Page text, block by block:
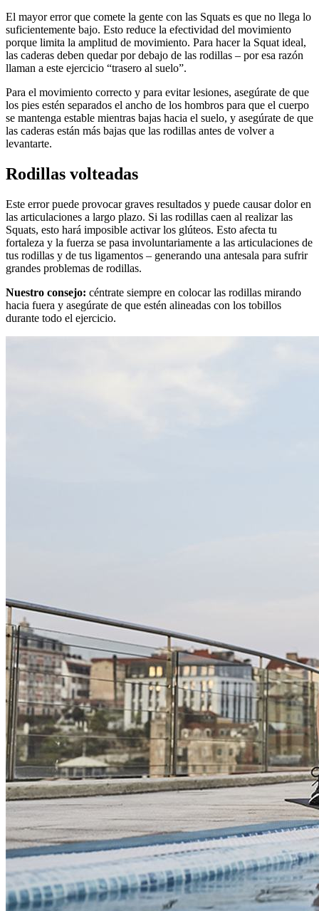
El mayor error que comete la gente con las Squats es que no llega lo
suficientemente bajo. Esto reduce la efectividad del movimiento
porque limita la amplitud de movimiento. Para hacer la Squat ideal,
las caderas deben quedar por debajo de las rodillas – por esa razón
llaman a este ejercicio “trasero al suelo”.
Para el movimiento correcto y para evitar lesiones, asegúrate de que
los pies estén separados el ancho de los hombros para que el cuerpo
se mantenga estable mientras bajas hacia el suelo, y asegúrate de que
las caderas están más bajas que las rodillas antes de volver a
levantarte.
Rodillas volteadas
Este error puede provocar graves resultados y puede causar dolor en
las articulaciones a largo plazo. Si las rodillas caen al realizar las
Squats, esto hará imposible activar los glúteos. Esto afecta tu
fortaleza y la fuerza se pasa involuntariamente a las articulaciones de
tus rodillas y de tus ligamentos – generando una antesala para sufrir
grandes problemas de rodillas.
Nuestro consejo: céntrate siempre en colocar las rodillas mirando
hacia fuera y asegúrate de que estén alineadas con los tobillos
durante todo el ejercicio.